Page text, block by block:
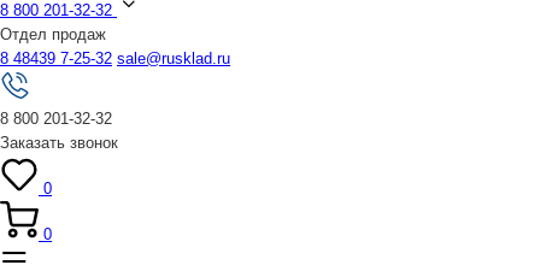
8 800 201-32-32
Отдел продаж
8 48439 7-25-32 sale@rusklad.ru
8 800 201-32-32
Заказать звонок
0
0